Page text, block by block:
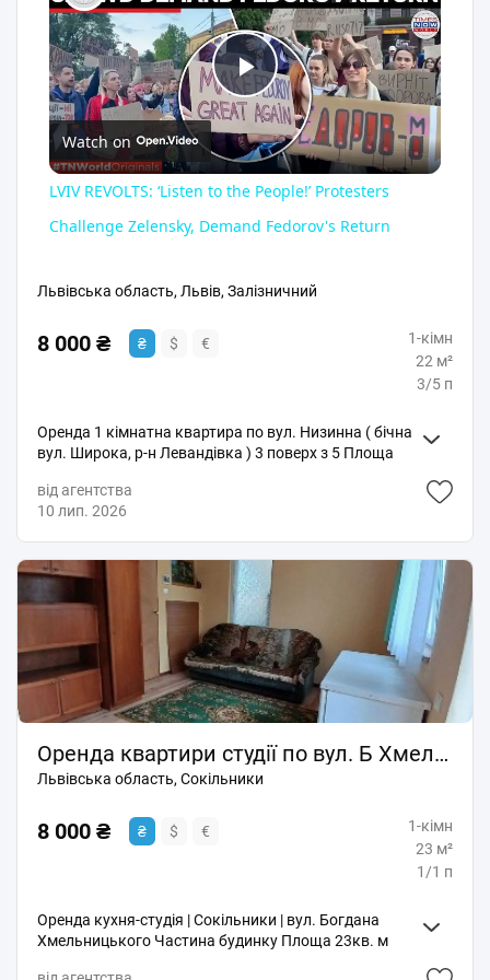
Play
Video
Watch on
LVIV REVOLTS: ‘Listen to the People!’ Protesters
Challenge Zelensky, Demand Fedorov's Return
Львівська область, Львів, Залізничний
8 000 ₴ ₴ $ €
1-кімн
22 м²
3/5 п
Оренда 1 кімнатна квартира по вул. Низинна ( бічна
вул. Широка, р-н Левандівка ) 3 поверх з 5 Площа
Поруч магазини, ринок.
від агентства
10 лип. 2026
Оренда квартири студії по вул. Б Хмельницького с. Сокільники
Львівська область, Сокільники
8 000 ₴ ₴ $ €
1-кімн
23 м²
1/1 п
Оренда кухня-студія | Сокільники | вул. Богдана
Хмельницького Частина будинку Площа 23кв. м